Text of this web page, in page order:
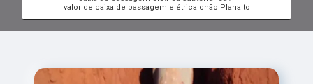
valor de caixa de passagem elétrica chão Planalto